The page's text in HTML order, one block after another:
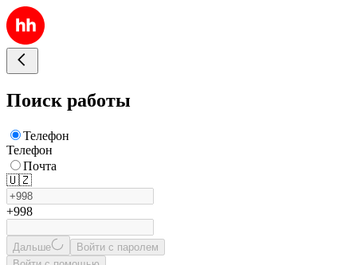
Поиск работы
Телефон
Телефон
Почта
🇺🇿
+998
Дальше
Войти с паролем